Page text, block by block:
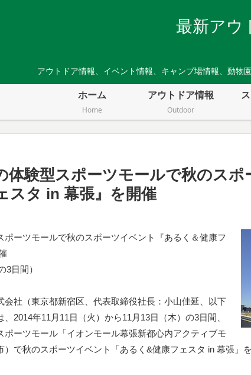
最新アウ
アウトドア情報、イベント情報、キャンプ場情報、動物
ホーム
Home
アウトドア情報
Outdoor
体験型スポーツモールで秋のス
スタ in 幕張』を開催
ポーツモールで秋のスポーツイベント『あるく＆健康フ
3日間）
会社（東京都新宿区、代表取締役社長：小山佳延、以下
2014年11月11日（火）から11月13日（木）の3日間、
ポーツモール「イオンモール幕張新都心内アクティブモ
）で秋のスポーツイベント「あるく&健康フェスタ in 幕張」を